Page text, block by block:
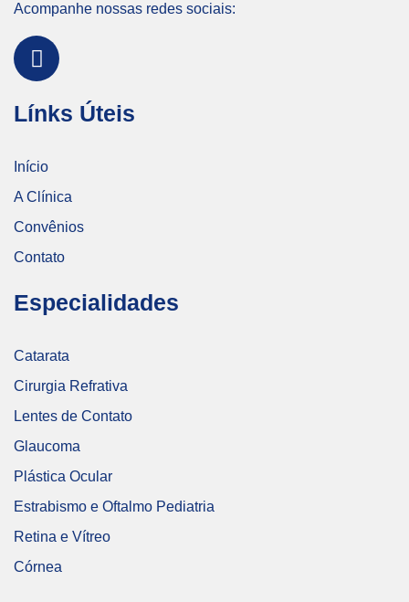
Acompanhe nossas redes sociais:
Línks Úteis
Início
A Clínica
Convênios
Contato
Especialidades
Catarata
Cirurgia Refrativa
Lentes de Contato
Glaucoma
Plástica Ocular
Estrabismo e Oftalmo Pediatria
Retina e Vítreo
Córnea